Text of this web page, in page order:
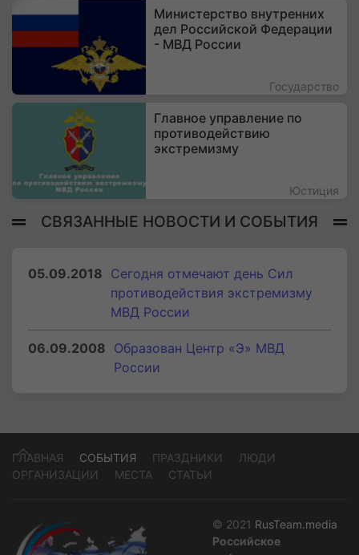
Министерство внутренних
дел Российской Федерации
- МВД России
Государство
Главное управление по
противодействию
экстремизму
Юстиция
СВЯЗАННЫЕ НОВОСТИ И СОБЫТИЯ
05.09.2018 Сегодня отмечают день Сил
противодействия экстремизму
МВД России
06.09.2008 Образован Центр «Э» МВД
России
ГЛАВНАЯ СОБЫТИЯ ПРАЗДНИКИ
ЛЮДИ
ОРГАНИЗАЦИИ
МЕСТА СТАТЬИ
© 2021 RusTeam.media
Российское